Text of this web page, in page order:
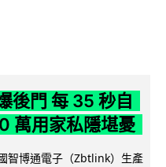
後門 每 35 秒自
萬用家私隱堪憂
智博通電子（Zbtlink）生產